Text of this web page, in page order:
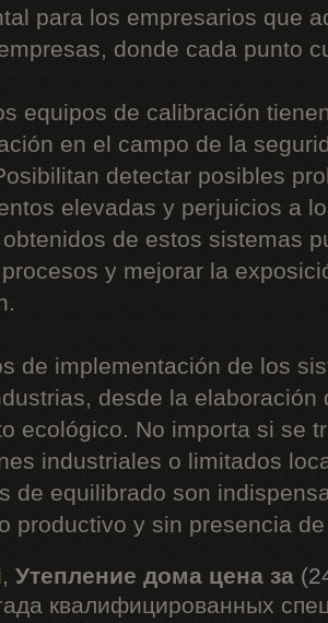
para los empresarios que
donde cada punto
equipos de calibración
en el campo de la
detectar posibles
elevadas y perjuicios a
de estos sistemas
y mejorar la
de implementación de los
desde la elaboración
ecológico. No importa si se
industriales o limitados
de equilibrado son
productivo y sin presencia
, Утепление дома цена за
квалифицированных